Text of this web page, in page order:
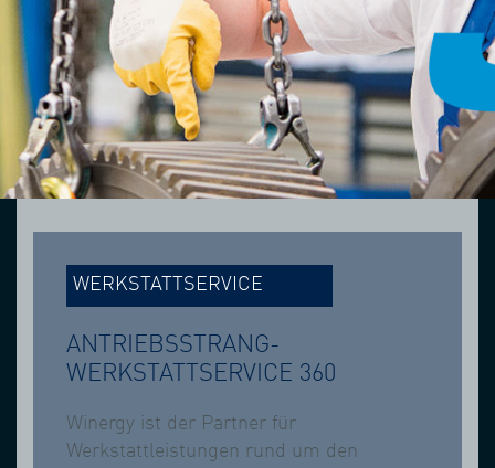
WERKSTATTSERVICE
ANTRIEBSSTRANG-
WERKSTATTSERVICE 360
Winergy ist der Partner für
Werkstattleistungen rund um den